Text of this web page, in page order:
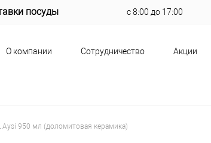
посуды с 8:00 до 17:00
О компании Сотрудничество Акции
Aysi 950 мл (доломитовая керамика)